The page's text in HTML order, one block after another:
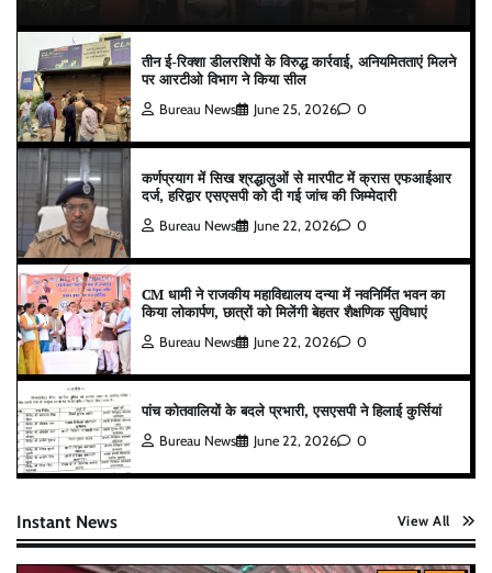
तीन ई-रिक्शा डीलरशिपों के विरुद्ध कार्रवाई, अनियमितताएं मिलने
पर आरटीओ विभाग ने किया सील
Bureau News June 25, 2026 0
कर्णप्रयाग में सिख श्रद्धालुओं से मारपीट में क्रास एफआईआर
दर्ज, हरिद्वार एसएसपी को दी गई जांच की जिम्मेदारी
Bureau News June 22, 2026 0
CM धामी ने राजकीय महाविद्यालय दन्या में नवनिर्मित भवन का
किया लोकार्पण, छात्रों को मिलेंगी बेहतर शैक्षणिक सुविधाएं
Bureau News June 22, 2026 0
पांच कोतवालियों के बदले प्रभारी, एसएसपी ने हिलाई कुर्सियां
Bureau News June 22, 2026 0
Instant News View All